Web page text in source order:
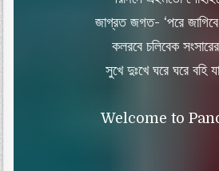
জাগ্রত জগত- ‘পরে
কলরবে চলিবেক
সুখে দুঃখে ঘরে ঘরে বহি
Welcome to